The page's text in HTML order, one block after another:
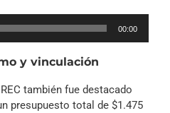
00:00
y vinculación
también fue destacado
presupuesto total de $1.475